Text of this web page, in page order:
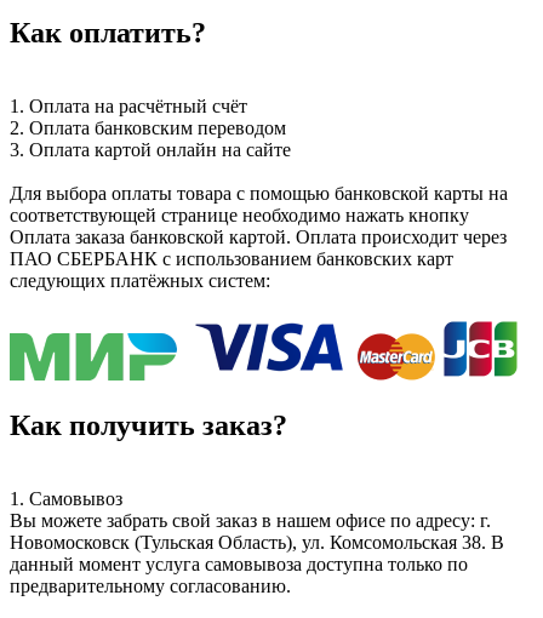
Как оплатить?
1. Оплата на расчётный счёт
2. Оплата банковским переводом
3. Оплата картой онлайн на сайте
Для выбора оплаты товара с помощью банковской карты на
соответствующей странице необходимо нажать кнопку
Оплата заказа банковской картой. Оплата происходит через
ПАО СБЕРБАНК с использованием банковских карт
следующих платёжных систем:
Как получить заказ?
1. Самовывоз
Вы можете забрать свой заказ в нашем офисе по адресу: г.
Новомосковск (Тульская Область), ул. Комсомольская 38. В
данный момент услуга самовывоза доступна только по
предварительному согласованию.